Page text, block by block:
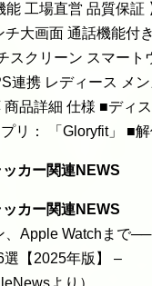
能 工場直営 品質保
チ大画面 通話機能付
スクリーン スマート
連携 レディース メ
品詳細 仕様 ■ディ
リ： 「Gloryfit」 ■
カー関連NEWS
カー関連NEWS
、Apple Watchまで
選【2025年版】 –
より）